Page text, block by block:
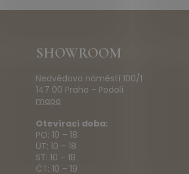
SHOWROOM
Nedvědovo náměstí 100/1
147 00 Praha - Podolí
mapa
Otevírací doba:
PO: 10 – 18
ÚT: 10 – 18
ST: 10 – 18
ČT: 10 – 19